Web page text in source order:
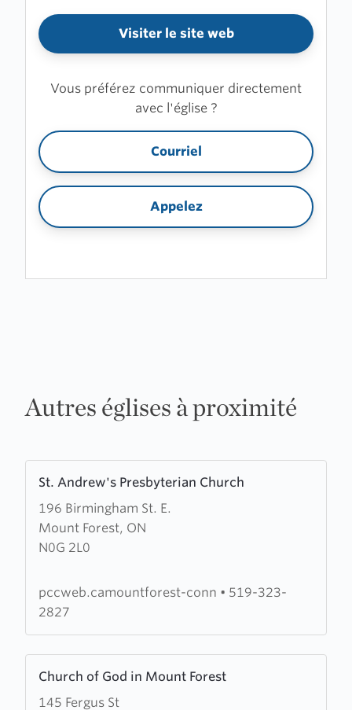
Visiter le site web
Vous préférez communiquer directement
avec l'église ?
Courriel
Appelez
Autres églises à proximité
St. Andrew's Presbyterian Church
196 Birmingham St. E.
Mount Forest, ON
N0G 2L0
more
about
St.
Andrew's
Church
pccweb.camountforest-conn • 519-323-
2827
Church of God in Mount Forest
145 Fergus St
more
about